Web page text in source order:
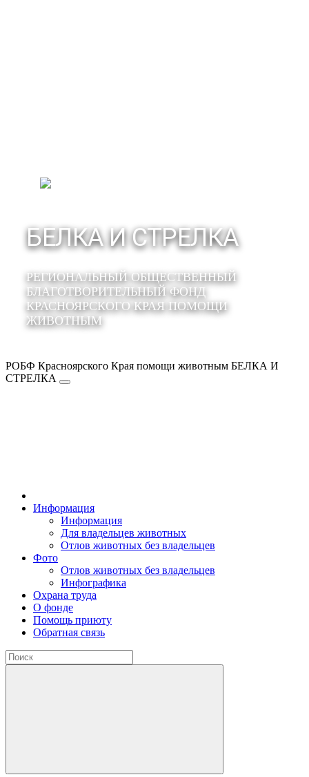
БЕЛКА И СТРЕЛКА
РЕГИОНАЛЬНЫЙ ОБЩЕСТВЕННЫЙ
БЛАГОТВОРИТЕЛЬНЫЙ ФОНД
КРАСНОЯРСКОГО КРАЯ ПОМОЩИ
ЖИВОТНЫМ
РОБФ Красноярского Края помощи животным БЕЛКА И
СТРЕЛКА
Информация
Информация
Для владельцев животных
Отлов животных без владельцев
Фото
Отлов животных без владельцев
Инфографика
Охрана труда
О фонде
Помощь приюту
Обратная связь